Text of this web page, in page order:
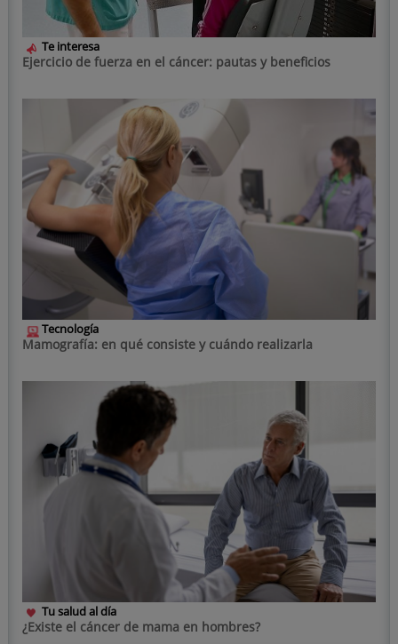
Te interesa
Ejercicio de fuerza en el cáncer: pautas y beneficios
Tecnología
Mamografía: en qué consiste y cuándo realizarla
Tu salud al día
¿Existe el cáncer de mama en hombres?